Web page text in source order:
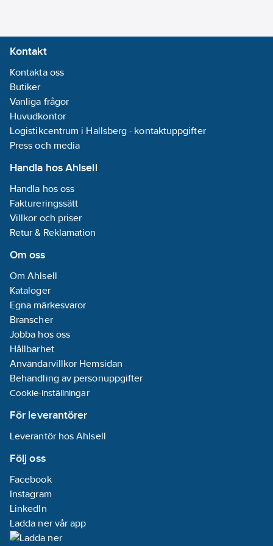
Kontakt
Kontakta oss
Butiker
Vanliga frågor
Huvudkontor
Logistikcentrum i Hallsberg - kontaktuppgifter
Press och media
Handla hos Ahlsell
Handla hos oss
Faktureringssätt
Villkor och priser
Retur & Reklamation
Om oss
Om Ahlsell
Kataloger
Egna märkesvaror
Branscher
Jobba hos oss
Hållbarhet
Användarvillkor Hemsidan
Behandling av personuppgifter
Cookie-inställningar
För leverantörer
Leverantör hos Ahlsell
Följ oss
Facebook
Instagram
LinkedIn
Ladda ner vår app